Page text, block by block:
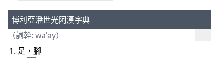
博利亞潘世光阿漢字典
（詞幹: wa'ay）
足，腳